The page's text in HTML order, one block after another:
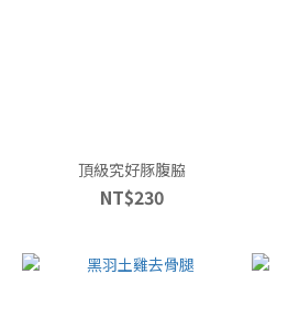
頂級究好豚腹脇
NT$230